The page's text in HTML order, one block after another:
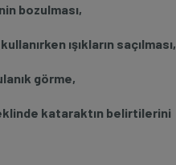
bozulması,
ışıkların saçılması,
görme,
kataraktın belirtilerini